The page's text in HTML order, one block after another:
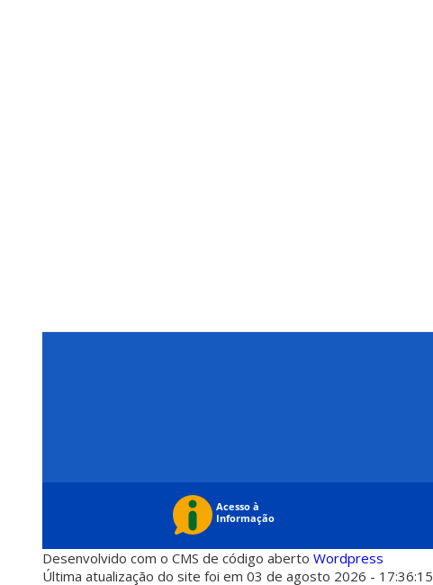
Desenvolvido com o CMS de código aberto Wordpress
Última atualização do site foi em 03 de agosto 2026 - 17:36:15